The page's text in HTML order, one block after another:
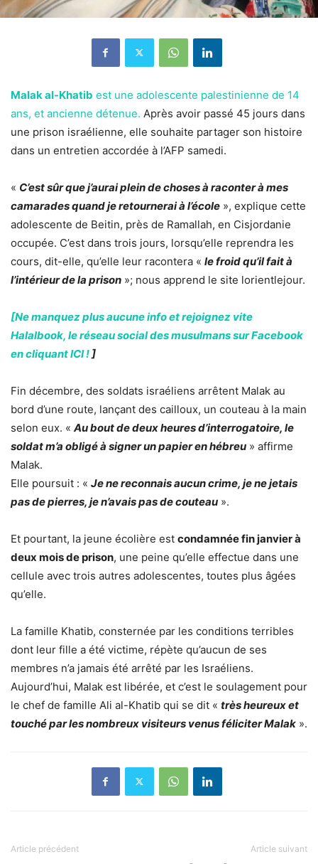
Malak al-Khatib est une adolescente palestinienne de 14
ans, et ancienne détenue. Après avoir passé 45 jours dans
une prison israélienne, elle souhaite partager son histoire
dans un entretien accordée à l’AFP samedi.
« C’est sûr que j’aurai plein de choses à raconter à mes
camarades quand je retournerai à l’école », explique cette
adolescente de Beitin, près de Ramallah, en Cisjordanie
occupée. C’est dans trois jours, lorsqu’elle reprendra les
cours, dit-elle, qu’elle leur racontera « le froid qu’il fait à
l’intérieur de la prison »; nous apprend le site lorientlejour.
[Ne manquez plus aucune info et rejoignez vite
Halalbook, le réseau social des musulmans sur Facebook
en cliquant ICI ! ]
Fin décembre, des soldats israéliens arrêtent Malak au
bord d’une route, lançant des cailloux, un couteau à la main
selon eux. « Au bout de deux heures d’interrogatoire, le
soldat m’a obligé à signer un papier en hébreu » affirme
Malak.
Elle poursuit : « Je ne reconnais aucun crime, je ne jetais
pas de pierres, je n’avais pas de couteau ».
Et pourtant, la jeune écolière est condamnée fin janvier à
deux mois de prison, une peine qu’elle effectue dans une
cellule avec trois autres adolescentes, toutes plus âgées
qu’elle.
La famille Khatib, consternée par les conditions terribles
dont leur fille a été victime, répète qu’aucun de ses
membres n’a jamais été arrêté par les Israéliens.
Aujourd’hui, Malak est libérée, et c’est le soulagement pour
le chef de famille Ali al-Khatib qui se dit « très heureux et
touché par les nombreux visiteurs venus féliciter Malak ».
Article précédent Article suivant